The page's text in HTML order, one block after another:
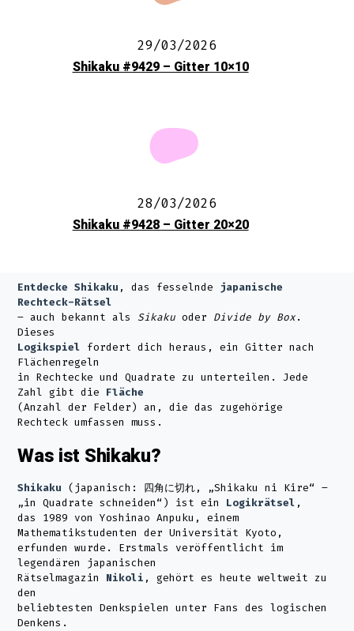
29/03/2026
Shikaku #9429 – Gitter 10×10
28/03/2026
Shikaku #9428 – Gitter 20×20
Entdecke Shikaku , das fesselnde japanische
Rechteck-Rätsel
– auch bekannt als Sikaku oder Divide by Box.
Dieses
Logikspiel fordert dich heraus, ein Gitter nach
Flächenregeln
in Rechtecke und Quadrate zu unterteilen. Jede
Zahl gibt die Fläche
(Anzahl der Felder) an, die das zugehörige
Rechteck umfassen muss.
Was ist Shikaku?
Shikaku (japanisch: 四角に切れ, „Shikaku ni Kire“ –
„in Quadrate schneiden“) ist ein Logikrätsel ,
das 1989 von Yoshinao Anpuku, einem
Mathematikstudenten der Universität Kyoto,
erfunden wurde. Erstmals veröffentlicht im
legendären japanischen
Rätselmagazin Nikoli , gehört es heute weltweit zu
den
beliebtesten Denkspielen unter Fans des logischen
Denkens.